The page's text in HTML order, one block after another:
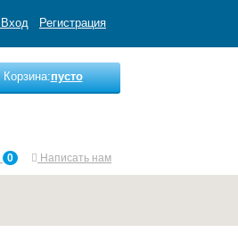
Вход Регистрация
Корзина:пусто
0 Написать нам